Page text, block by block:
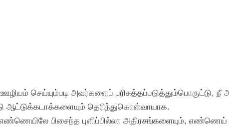
செய்யும்படி அவர்களைப் பரிசுத்தப்படுத்தும்பொருட்டு,
ஆட்டுக்கடாக்களையும் தெரிந்துகொள்வாயாக.
எண்ணெயிலே பிசைந்த புளிப்பில்லா அதிரசங்களையும், எண்ணெய்